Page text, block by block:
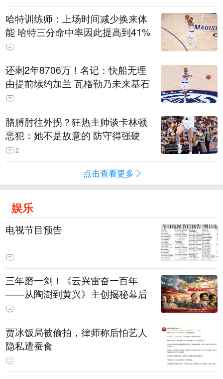
哈特训练师：上场时间减少换来体
能 哈特三分命中率因此提高到41%
还剩2年8706万！名记：快船无理
由提前续约加兰 瓦格勒乃未来基石
胳膊肘往外拐？狂热主帅谈卡林顿
恶犯：她不是故意的 防守得强硬
2
点击查看更多
娱乐
电视节目预告
三年磨一剑！《云兴雷奋一百年
——从陶澍到黄兴》主创揭秘幕后
贾冰饭局被偷拍，律师称后怕艺人
隐私遭蚕食